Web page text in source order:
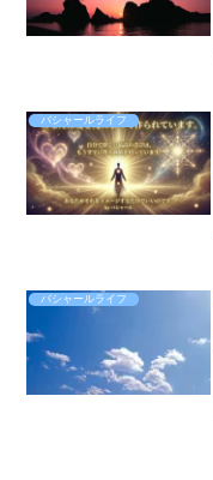
バシャールライフ
バシャールライフ